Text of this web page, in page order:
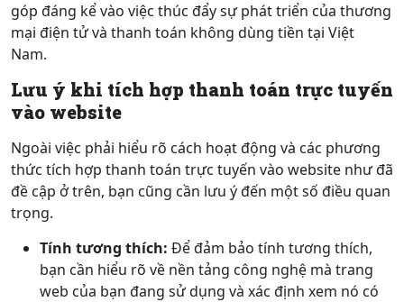
góp đáng kể vào việc thúc đẩy sự phát triển của thương
mại điện tử và thanh toán không dùng tiền tại Việt
Nam.
Lưu ý khi tích hợp thanh toán trực tuyến
vào website
Ngoài việc phải hiểu rõ cách hoạt động và các phương
thức tích hợp thanh toán trực tuyến vào website như đã
đề cập ở trên, bạn cũng cần lưu ý đến một số điều quan
trọng.
Tính tương thích: Để đảm bảo tính tương thích,
bạn cần hiểu rõ về nền tảng công nghệ mà trang
web của bạn đang sử dụng và xác định xem nó có